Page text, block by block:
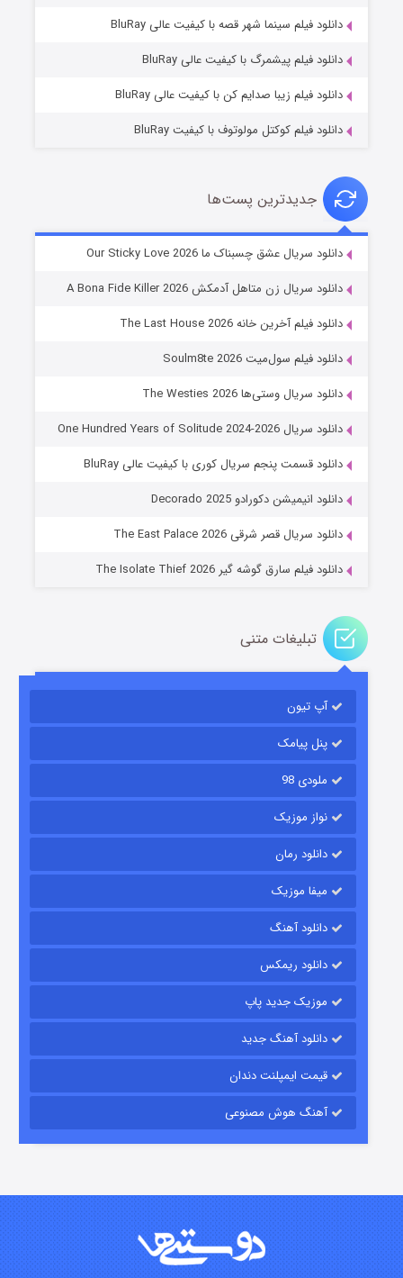
شوهر
عملیات آپارتمان
قسمت۲ (زیرنویس) منتشر شد
قسمت
قسمت۷ (زیرنویس) منتشر شد
دانلود فیلم سینما شهر قصه با کیفیت عالی BluRay
دانلود فیلم پیشمرگ با کیفیت عالی BluRay
دانلود فیلم زیبا صدایم کن با کیفیت عالی BluRay
دانلود فیلم کوکتل مولوتوف با کیفیت BluRay
جدیدترین پست‌ها
دانلود سریال عشق چسبناک ما Our Sticky Love 2026
دانلود سریال زن متاهل آدمکش A Bona Fide Killer 2026
دانلود فیلم آخرین خانه The Last House 2026
دانلود فیلم سول‌میت Soulm8te 2026
دانلود سریال وستی‌ها The Westies 2026
دانلود سریال One Hundred Years of Solitude 2024-2026
دانلود قسمت پنجم سریال کوری با کیفیت عالی BluRay
دانلود انیمیشن دکورادو Decorado 2025
دانلود سریال قصر شرقی The East Palace 2026
دانلود فیلم سارق گوشه گیر The Isolate Thief 2026
تبلیغات متنی
آپ تیون
پنل پیامک
ملودی 98
نواز موزیک
دانلود رمان
میفا موزیک
دانلود آهنگ
دانلود ریمکس
موزیک جدید پاپ
دانلود آهنگ جدید
قیمت ایمپلنت دندان
آهنگ هوش مصنوعی